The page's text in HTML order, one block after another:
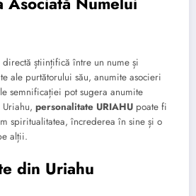
directă științifică între un nume și
ale purtătorului său, anumite asocieri
semnificației pot sugera anumite
personalitate URIAHU poate fi
spiritualitatea, încrederea în sine și o
alții.
din Uriahu